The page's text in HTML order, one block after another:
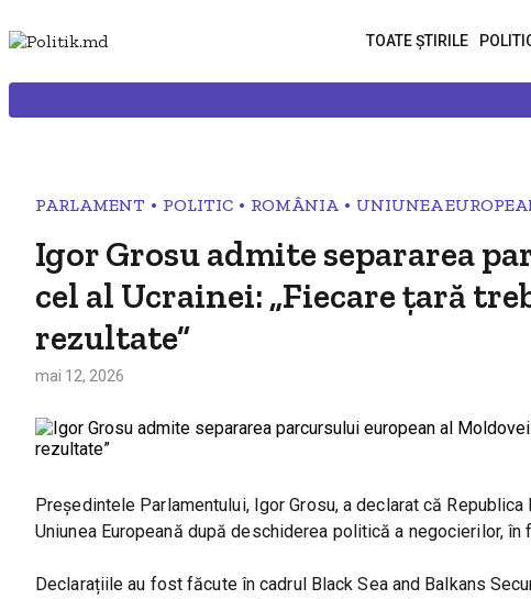
TOATE ȘTIRILE
PARLAMENT • POLITIC • ROMÂNIA • UNIUNEA
Igor Grosu admite separarea
cel al Ucrainei: „Fiecare țară
rezultate”
mai 12, 2026
Președintele Parlamentului, Igor Grosu, a declarat că
Uniunea Europeană după deschiderea politică a negocierilor,
Declarațiile au fost făcute în cadrul Black Sea and Balkans